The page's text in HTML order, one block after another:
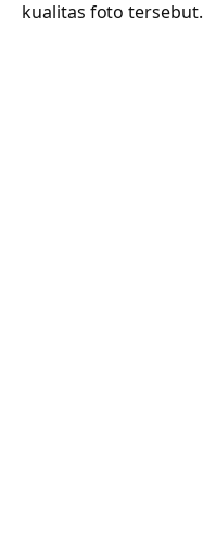
kualitas foto tersebut.